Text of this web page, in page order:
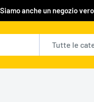
Siamo anche un negozio
Tutte le